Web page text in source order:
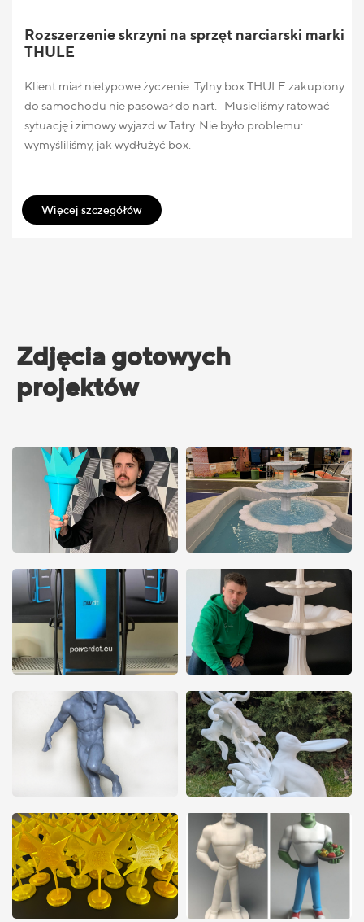
Rozszerzenie skrzyni na sprzęt narciarski marki
THULE
Klient miał nietypowe życzenie. Tylny box THULE zakupiony
do samochodu nie pasował do nart. Musieliśmy ratować
sytuację i zimowy wyjazd w Tatry. Nie było problemu:
wymyśliliśmy, jak wydłużyć box.
Więcej szczegółów
Zdjęcia gotowych
projektów